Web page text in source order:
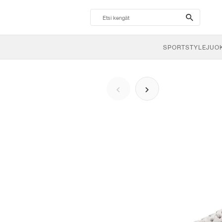
search-
btn
SPORTSTYLE